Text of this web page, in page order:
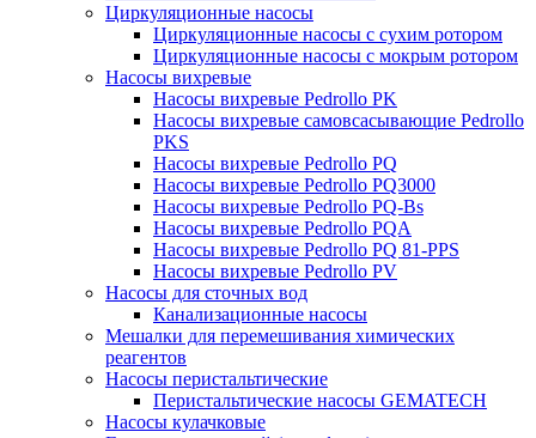
Циркуляционные насосы
Циркуляционные насосы с сухим ротором
Циркуляционные насосы с мокрым ротором
Насосы вихревые
Насосы вихревые Pedrollo PK
Насосы вихревые самовсасывающие Pedrollo
PKS
Насосы вихревые Pedrollo PQ
Насосы вихревые Pedrollo PQ3000
Насосы вихревые Pedrollo PQ-Bs
Насосы вихревые Pedrollo PQA
Насосы вихревые Pedrollo PQ 81-PPS
Насосы вихревые Pedrollo PV
Насосы для сточных вод
Канализационные насосы
Мешалки для перемешивания химических
реагентов
Насосы перистальтические
Перистальтические насосы GEMATECH
Насосы кулачковые